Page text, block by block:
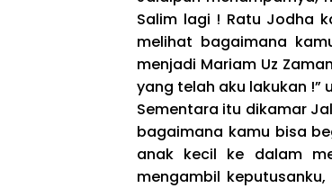
Salim lagi ! Ratu Jodha
melihat bagaimana
menjadi Mariam Uz
yang telah aku lakukan !”
Sementara itu dikamar
bagaimana kamu bisa
anak kecil ke dalam
mengambil